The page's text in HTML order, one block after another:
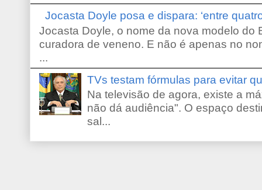
Jocasta Doyle posa e dispara: ‘entre
Jocasta Doyle, o nome da nova modelo do
curadora de veneno. E não é apenas no
...
TVs testam fórmulas para evitar
Na televisão de agora, existe a
não dá audiência". O espaço
sal...